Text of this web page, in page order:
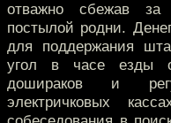
отважно сбежав
постылой родни.
для поддержания
угол в часе езды
дошираков и
электричковых